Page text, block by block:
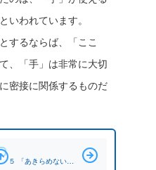
いわれています。
するならば、「ここ
、「手」は非常に大切
密接に関係するものだ
ろを込める」ということ
５ 「あきらめない」「ひるまない」ということ